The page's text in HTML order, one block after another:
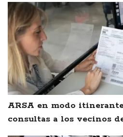
ARSA en modo
consultas a los vecinos